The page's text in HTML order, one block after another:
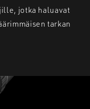
jotka haluavat
tarkan